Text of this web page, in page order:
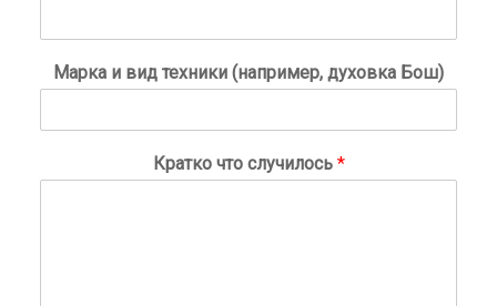
Марка и вид техники (например, духовка Бош)
Кратко что случилось *